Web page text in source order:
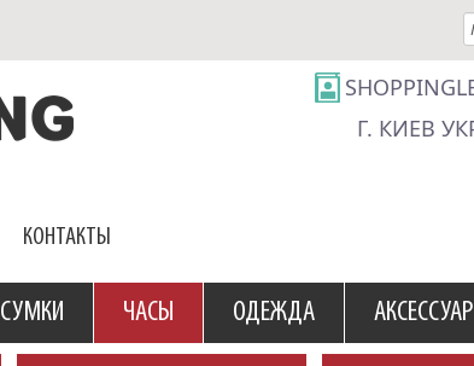
Г. КИЕВ
КОНТАКТЫ
СУМКИ ЧАСЫ ОДЕЖДА